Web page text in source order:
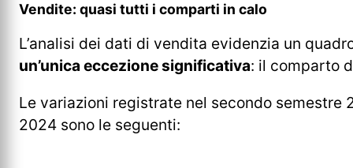
Vendite: quasi tutti i comparti in calo
L’analisi dei dati di vendita evidenzia un
un’unica eccezione significativa: il comparto
Le variazioni registrate nel secondo
2024 sono le seguenti: